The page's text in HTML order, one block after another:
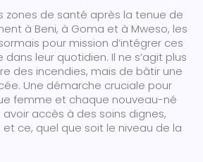
zones de santé après la tenue de
à Beni, à Goma et à Mweso, les
pour mission d’intégrer ces
dans leur quotidien. Il ne s’agit plus
des incendies, mais de bâtir une
Une démarche cruciale pour
femme et chaque nouveau-né
avoir accès à des soins dignes,
ce, quel que soit le niveau de la